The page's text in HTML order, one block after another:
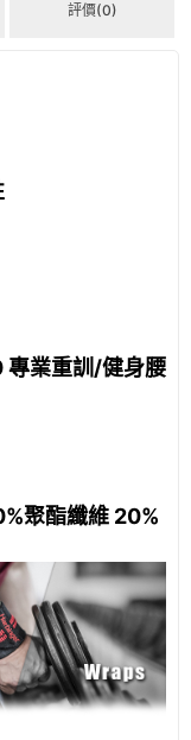
評價(0)
業重訓/健身腰
聚酯纖維 20%